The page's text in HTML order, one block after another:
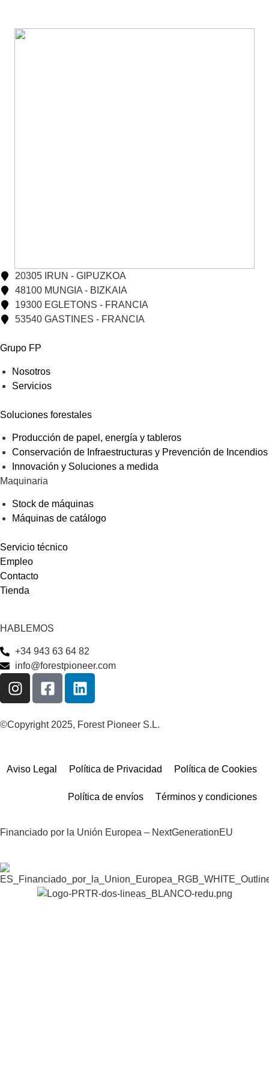
20305 IRUN - GIPUZKOA
48100 MUNGIA - BIZKAIA
19300 EGLETONS - FRANCIA
53540 GASTINES - FRANCIA
Grupo FP
Nosotros
Servicios
Soluciones forestales
Producción de papel, energía y tableros
Conservación de Infraestructuras y Prevención de Incendios
Innovación y Soluciones a medida
Maquinaria
Stock de máquinas
Máquinas de catálogo
Servicio técnico
Empleo
Contacto
Tienda
HABLEMOS
+34 943 63 64 82
info@forestpioneer.com
©Copyright 2025, Forest Pioneer S.L.
Aviso Legal Política de Privacidad Política de Cookies
Política de envíos Términos y condiciones
Financiado por la Unión Europea – NextGenerationEU